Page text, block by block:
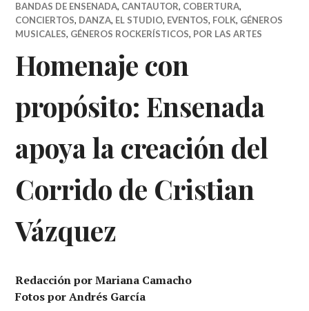
BANDAS DE ENSENADA, CANTAUTOR, COBERTURA,
CONCIERTOS, DANZA, EL STUDIO, EVENTOS, FOLK, GÉNEROS
MUSICALES, GÉNEROS ROCKERÍSTICOS, POR LAS ARTES
Homenaje con
propósito: Ensenada
apoya la creación del
Corrido de Cristian
Vázquez
Redacción por Mariana Camacho
Fotos por Andrés García